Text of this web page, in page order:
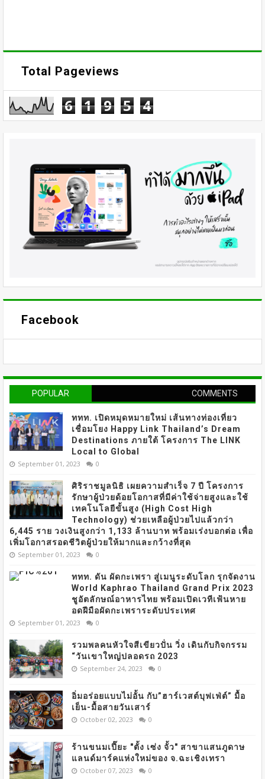
Total Pageviews
6 1 9 5 4
Facebook
POPULAR COMMENTS
ททท. เปิดหมุดหมายใหม่ เส้นทางท่องเที่ยว
เชื่อมโยง Happy Link Thailand’s Dream
Destinations ภายใต้ โครงการ The LINK
Local to Global
September 01, 2023 0
ศิริราชมูลนิธิ เผยความสำเร็จ 7 ปี โครงการ
รักษาผู้ป่วยด้อยโอกาสที่มีค่าใช้จ่ายสูงและใช้
เทคโนโลยีขั้นสูง (High Cost High
Technology) ช่วยเหลือผู้ป่วยไปแล้วกว่า
6,445 ราย วงเงินสูงกว่า 1,133 ล้านบาท พร้อมเร่งบอกต่อ เพื่อ
เพิ่มโอกาสรอดชีวิตผู้ป่วยให้มากและกว้างที่สุด
September 01, 2023 0
ททท. ดัน ผัดกะเพรา สู่เมนูระดับโลก รุกจัดงาน
World Kaphrao Thailand Grand Prix 2023
ชูอัตลักษณ์อาหารไทย พร้อมเปิดเวทีเฟ้นหาย
อดฝีมือผัดกะเพราระดับประเทศ
September 01, 2023 0
รวมพลคนหัวใจสีเขียวปั่น วิ่ง เดินกับกิจกรรม
“วันเขาใหญ่ปลอดรถ 2023
September 24, 2023 0
อิ่มอร่อยแบบไม่อั้น กับ”ฮาร์เวสต์บุฟเฟ่ต์” มื้อ
เย็น-มื้อสายวันเสาร์
October 02, 2023 0
ร้านขนมเปี๊ยะ "ตั้ง เซ่ง จั้ว" สาขาแสนภูดาษ
แลนด์มาร์คแห่งใหม่ของ จ.ฉะเชิงเทรา
October 07, 2023 0